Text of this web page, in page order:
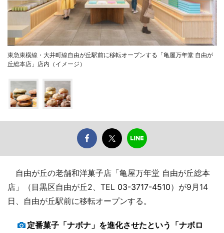
東急東横線・大井町線自由が丘駅前に移転オープンする「亀屋万年堂 自由が
丘総本店」店内（イメージ）
自由が丘の老舗和洋菓子店「亀屋万年堂 自由が丘総本
店」（目黒区自由が丘2、TEL 03-3717-4510）が9月14
日、自由が丘駅前に移転オープンする。
定番菓子「ナボナ」を進化させたという「ナボロ